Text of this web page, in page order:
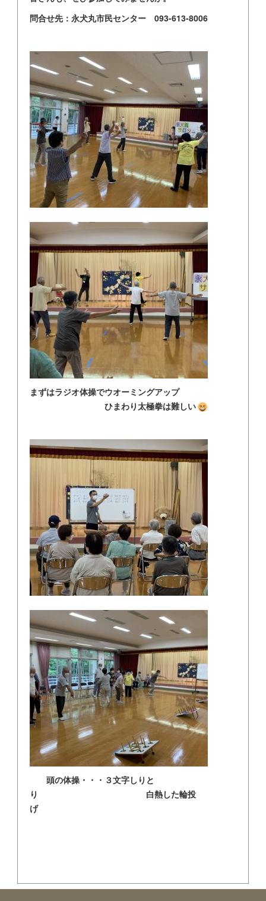
問合せ先：永犬丸市民センター 093-613-8006
まずはラジオ体操でウオーミングアップ
ひまわり太極拳は難しい
頭の体操・・・３文字しりと
り 白熱した輪投
げ